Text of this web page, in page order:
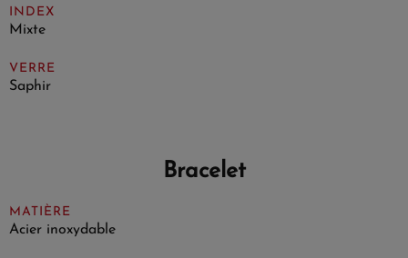
INDEX
Mixte
VERRE
Saphir
Bracelet
MATIÈRE
Acier inoxydable